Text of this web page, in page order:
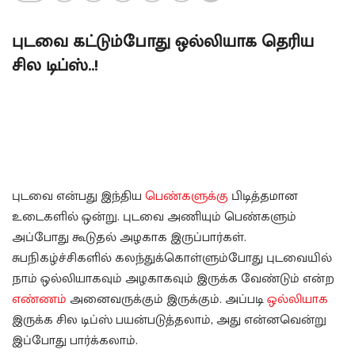
புடவை கட்டும்போது ஒல்லியாக தெரிய
சில டிப்ஸ்..!
புடவை என்பது இந்தியபெண்களுக்கு பிடித்தமான
உடைகளில் ஒன்று. புடவை அணியும் பெண்களும்
அப்போது கூடுதல் அழகாக இருப்பார்கள்.
சுபநிகழ்ச்சிகளில் கலந்துக்கொள்ளும்போது புடவையில்
நாம் ஒல்லியாகவும் அழகாகவும் இருக்க வேண்டும் என்ற
எண்ணம்அனைவருக்கும் இருக்கும். அப்படிஒல்லியாக
இருக்க சில டிப்ஸ் பயன்படுத்தலாம், அது என்னவென்று
இப்போது பார்க்கலாம்.